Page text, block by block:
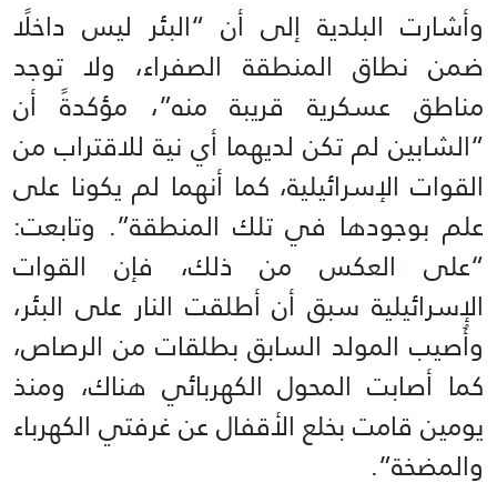
وأشارت البلدية إلى أن “البئر ليس داخلًا
ضمن نطاق المنطقة الصفراء، ولا توجد
مناطق عسكرية قريبة منه”، مؤكدةً أن
“الشابين لم تكن لديهما أي نية للاقتراب من
القوات الإسرائيلية، كما أنهما لم يكونا على
علم بوجودها في تلك المنطقة”. وتابعت:
“على العكس من ذلك، فإن القوات
الإسرائيلية سبق أن أطلقت النار على البئر،
وأُصيب المولد السابق بطلقات من الرصاص،
كما أصابت المحول الكهربائي هناك، ومنذ
يومين قامت بخلع الأقفال عن غرفتي الكهرباء
والمضخة”.